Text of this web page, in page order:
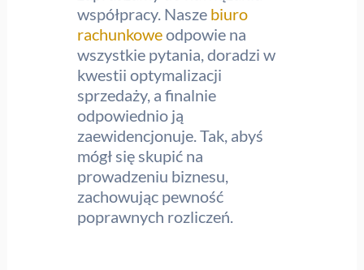
współpracy. Nasze biuro
rachunkoweodpowie na
wszystkie pytania, doradzi w
kwestii optymalizacji
sprzedaży, a finalnie
odpowiednio ją
zaewidencjonuje. Tak, abyś
mógł się skupić na
prowadzeniu biznesu,
zachowując pewność
poprawnych rozliczeń.